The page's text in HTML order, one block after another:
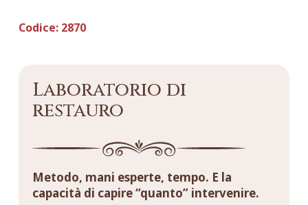
Codice:2870
Laboratorio di
restauro
Metodo, mani esperte, tempo. E la
capacità di capire “quanto” intervenire.